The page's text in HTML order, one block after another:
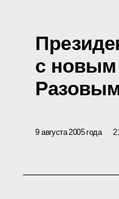
с новым
9 августа 2005 года